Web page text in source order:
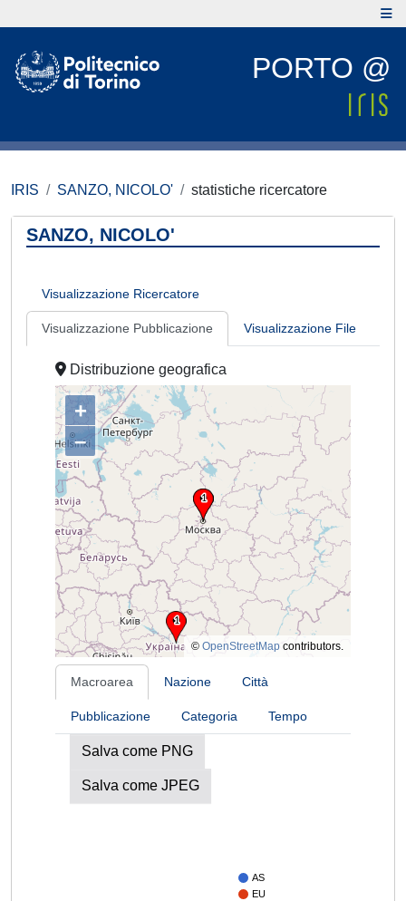
PORTO @
IRIS SANZO, NICOLO' statistiche ricercatore
SANZO, NICOLO'
Visualizzazione Ricercatore
Visualizzazione Pubblicazione Visualizzazione File
Distribuzione geografica
+
–
© OpenStreetMap contributors.
Macroarea Nazione Città
Pubblicazione Categoria Tempo
Salva come PNG
Salva come JPEG
AS
EU